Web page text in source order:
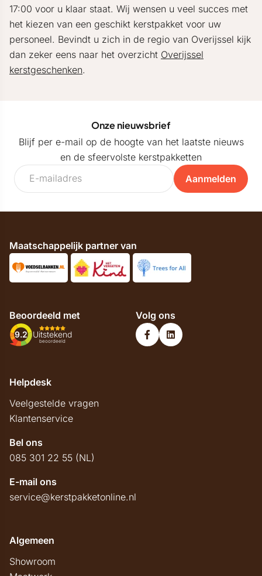
17:00 voor u klaar staat. Wij wensen u veel succes met
het kiezen van een geschikt kerstpakket voor uw
personeel. Bevindt u zich in de regio van Overijssel kijk
dan zeker eens naar het overzicht Overijssel
kerstgeschenken.
Onze nieuwsbrief
Blijf per e-mail op de hoogte van het laatste nieuws
en de sfeervolste kerstpakketten
Aanmelden
Maatschappelijk partner van
Beoordeeld met
9.2 Uitstekend
beoordeeld
Volg ons
Helpdesk
Veelgestelde vragen
Klantenservice
Bel ons
085 301 22 55 (NL)
E-mail ons
service@kerstpakketonline.nl
Algemeen
Showroom